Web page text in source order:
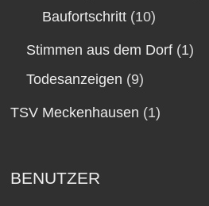
Baufortschritt (10)
Stimmen aus dem Dorf (1)
Todesanzeigen (9)
TSV Meckenhausen (1)
BENUTZER